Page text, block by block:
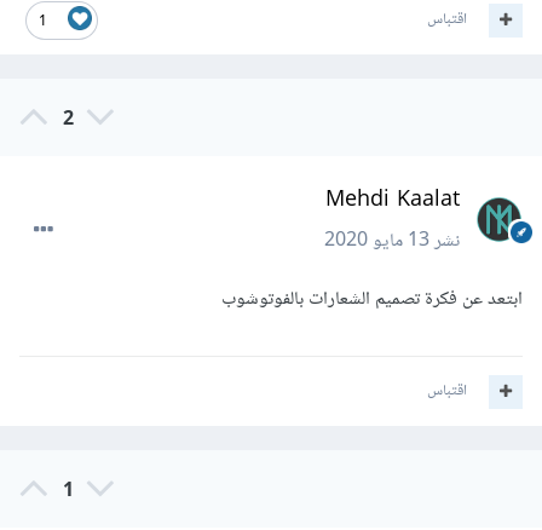
1 اقتباس
2
Mehdi Kaalat
نشر13 مايو 2020
ابتعد عن فكرة تصميم الشعارات بالفوتوشوب
اقتباس
1